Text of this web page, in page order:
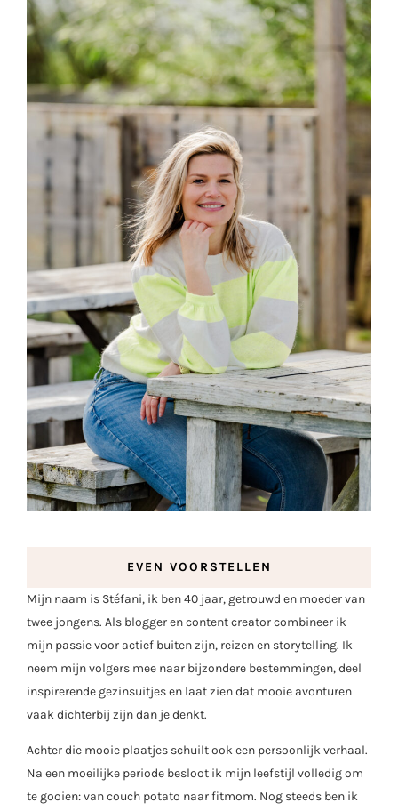
EVEN VOORSTELLEN
Mijn naam is Stéfani, ik ben 40 jaar, getrouwd en moeder van
twee jongens. Als blogger en content creator combineer ik
mijn passie voor actief buiten zijn, reizen en storytelling. Ik
neem mijn volgers mee naar bijzondere bestemmingen, deel
inspirerende gezinsuitjes en laat zien dat mooie avonturen
vaak dichterbij zijn dan je denkt.
Achter die mooie plaatjes schuilt ook een persoonlijk verhaal.
Na een moeilijke periode besloot ik mijn leefstijl volledig om
te gooien: van couch potato naar fitmom. Nog steeds ben ik